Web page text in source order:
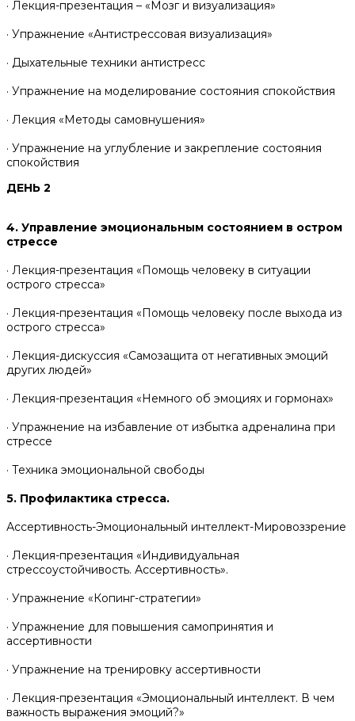
· Лекция-презентация – «Мозг и визуализация»
· Упражнение «Антистрессовая визуализация»
· Дыхательные техники антистресс
· Упражнение на моделирование состояния спокойствия
· Лекция «Методы самовнушения»
· Упражнение на углубление и закрепление состояния
спокойствия
ДЕНЬ 2
4. Управление эмоциональным состоянием в остром
стрессе
· Лекция-презентация «Помощь человеку в ситуации
острого стресса»
· Лекция-презентация «Помощь человеку после выхода из
острого стресса»
· Лекция-дискуссия «Самозащита от негативных эмоций
других людей»
· Лекция-презентация «Немного об эмоциях и гормонах»
· Упражнение на избавление от избытка адреналина при
стрессе
· Техника эмоциональной свободы
5. Профилактика стресса.
Ассертивность-Эмоциональный интеллект-Мировоззрение
· Лекция-презентация «Индивидуальная
стрессоустойчивость. Ассертивность».
· Упражнение «Копинг-стратегии»
· Упражнение для повышения самопринятия и
ассертивности
· Упражнение на тренировку ассертивности
· Лекция-презентация «Эмоциональный интеллект. В чем
важность выражения эмоций?»